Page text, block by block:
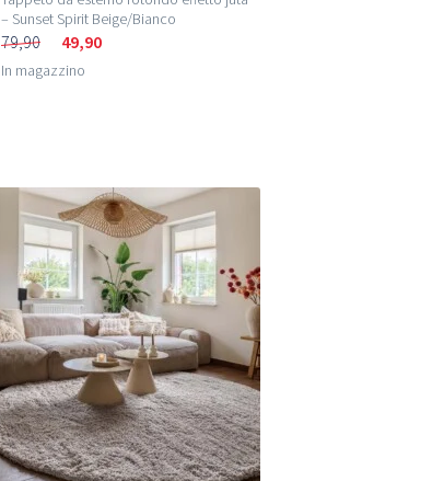
– Sunset Spirit Beige/Bianco
79,90 49,90
In magazzino